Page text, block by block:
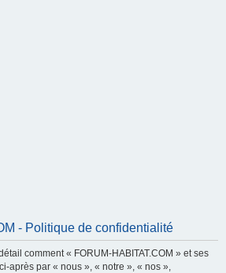
- Politique de confidentialité
comment « FORUM-HABITAT.COM » et ses
après par « nous », « notre », « nos »,